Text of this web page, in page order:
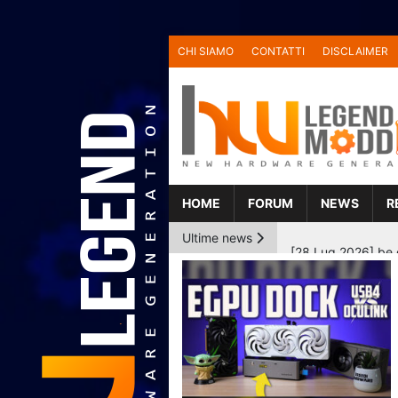
CHI SIAMO CONTATTI DISCLAIMER
HOME FORUM NEWS
Ultime news